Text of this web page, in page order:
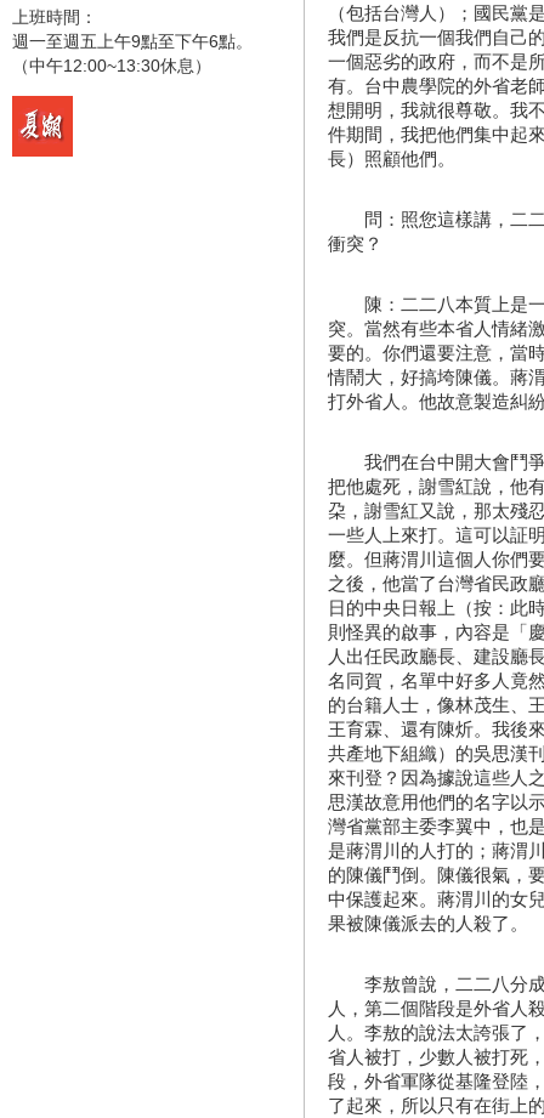
上班時間：
週一至週五上午9點至下午6點。
（中午12:00~13:30休息）
（包括台灣人）；國民黨
我們是反抗一個我們自己
一個惡劣的政府，而不是
有。台中農學院的外省老
想開明，我就很尊敬。我
件期間，我把他們集中起
長）照顧他們。
問：照您這樣講，二二
衝突？
陳：二二八本質上是一
突。當然有些本省人情緒
要的。你們還要注意，當
情鬧大，好搞垮陳儀。蔣
打外省人。他故意製造糾
我們在台中開大會鬥爭
把他處死，謝雪紅說，他
朶，謝雪紅又說，那太殘
一些人上來打。這可以証
麼。但蔣渭川這個人你們
之後，他當了台灣省民政
日的中央日報上（按：此
則怪異的啟事，內容是「
人出任民政廳長、建設廳
名同賀，名單中好多人竟
的台籍人士，像林茂生、
王育霖、還有陳炘。我後
共產地下組織）的吳思漢
來刊登？因為據說這些人
思漢故意用他們的名字以
灣省黨部主委李翼中，也
是蔣渭川的人打的；蔣渭
的陳儀鬥倒。陳儀很氣，
中保護起來。蔣渭川的女
果被陳儀派去的人殺了。
李敖曾說，二二八分成
人，第二個階段是外省人
人。李敖的說法太誇張了
省人被打，少數人被打死
段，外省軍隊從基隆登陸
了起來，所以只有在街上